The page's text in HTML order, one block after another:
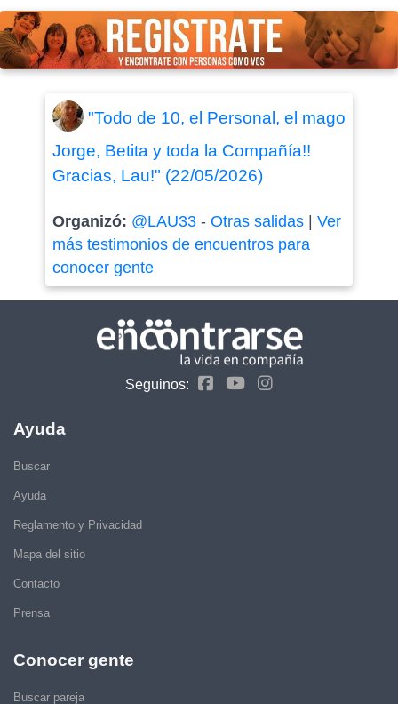
"Todo de 10, el Personal, el mago
Jorge, Betita y toda la Compañía!!
Gracias, Lau!" (22/05/2026)
Organizó: @LAU33- Otras salidas| Ver
más testimonios de encuentros para
conocer gente
Seguinos:
Ayuda
Buscar
Ayuda
Reglamento y Privacidad
Mapa del sitio
Contacto
Prensa
Conocer gente
Buscar pareja